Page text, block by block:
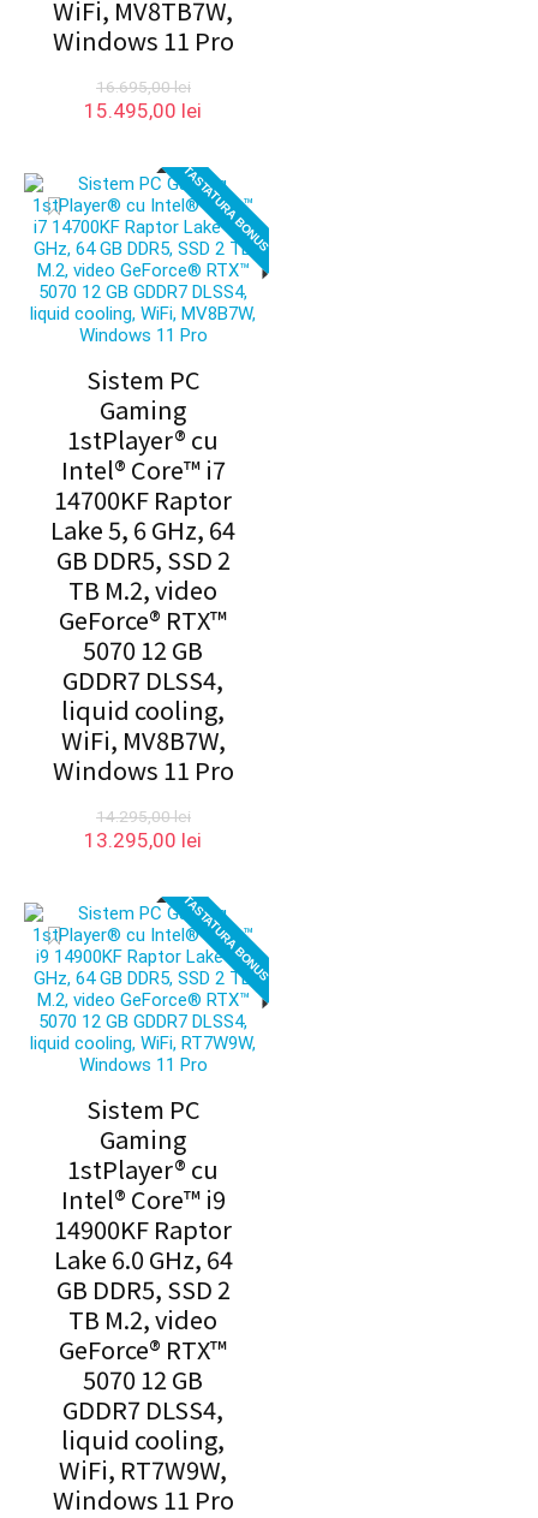
WiFi, MV8TB7W,
Windows 11 Pro
16.695,00lei
Prețul
fost:
16.695,00 lei.
15.495,00 lei
15.495,00 lei.
TASTATURA BONUS
Sistem PC
Gaming
1stPlayer® cu
Intel® Core™ i7
14700KF Raptor
Lake 5, 6 GHz, 64
GB DDR5, SSD 2
TB M.2, video
GeForce® RTX™
5070 12 GB
GDDR7 DLSS4,
liquid cooling,
WiFi, MV8B7W,
Windows 11 Pro
14.295,00lei
Prețul
fost:
14.295,00 lei.
13.295,00 lei
13.295,00 lei.
TASTATURA BONUS
Sistem PC
Gaming
1stPlayer® cu
Intel® Core™ i9
14900KF Raptor
Lake 6.0 GHz, 64
GB DDR5, SSD 2
TB M.2, video
GeForce® RTX™
5070 12 GB
GDDR7 DLSS4,
liquid cooling,
WiFi, RT7W9W,
Windows 11 Pro